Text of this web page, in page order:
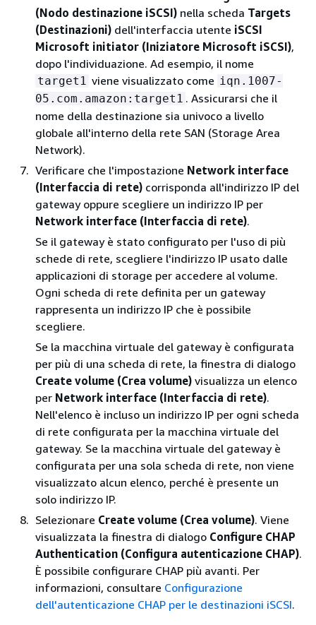
(Nodo destinazione iSCSI) nella scheda Targets
(Destinazioni) dell'interfaccia utente iSCSI
Microsoft initiator (Iniziatore Microsoft iSCSI),
dopo l'individuazione. Ad esempio, il nome
target1 viene visualizzato come iqn.1007-
05.com.amazon:target1 . Assicurarsi che il
nome della destinazione sia univoco a livello
globale all'interno della rete SAN (Storage Area
Network).
Verificare che l'impostazione Network interface
(Interfaccia di rete) corrisponda all'indirizzo IP del
gateway oppure scegliere un indirizzo IP per
Network interface (Interfaccia di rete).
Se il gateway è stato configurato per l'uso di più
schede di rete, scegliere l'indirizzo IP usato dalle
applicazioni di storage per accedere al volume.
Ogni scheda di rete definita per un gateway
rappresenta un indirizzo IP che è possibile
scegliere.
Se la macchina virtuale del gateway è configurata
per più di una scheda di rete, la finestra di dialogo
Create volume (Crea volume) visualizza un elenco
per Network interface (Interfaccia di rete).
Nell'elenco è incluso un indirizzo IP per ogni scheda
di rete configurata per la macchina virtuale del
gateway. Se la macchina virtuale del gateway è
configurata per una sola scheda di rete, non viene
visualizzato alcun elenco, perché è presente un
solo indirizzo IP.
Selezionare Create volume (Crea volume). Viene
visualizzata la finestra di dialogo Configure CHAP
Authentication (Configura autenticazione CHAP).
È possibile configurare CHAP più avanti. Per
informazioni, consultare Configurazione
dell'autenticazione CHAP per le destinazioni iSCSI.